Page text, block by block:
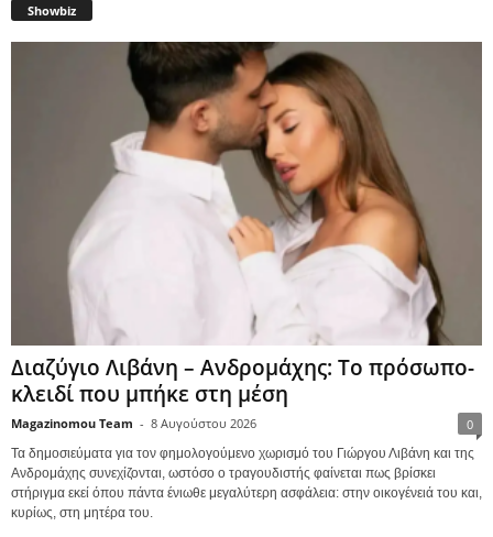
Showbiz
Διαζύγιο Λιβάνη – Ανδρομάχης: Το πρόσωπο-
κλειδί που μπήκε στη μέση
Magazinomou Team - 8 Αυγούστου 2026 0
Τα δημοσιεύματα για τον φημολογούμενο χωρισμό του Γιώργου Λιβάνη και της
Ανδρομάχης συνεχίζονται, ωστόσο ο τραγουδιστής φαίνεται πως βρίσκει
στήριγμα εκεί όπου πάντα ένιωθε μεγαλύτερη ασφάλεια: στην οικογένειά του και,
κυρίως, στη μητέρα του.